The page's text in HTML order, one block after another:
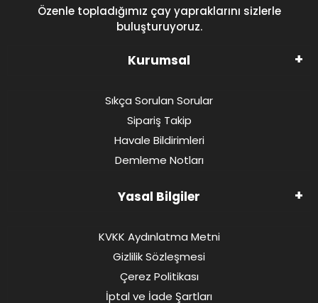
Özenle topladığımız çay yapraklarını sizlerle
buluşturuyoruz.
Kurumsal
Sıkça Sorulan Sorular
Sipariş Takip
Havale Bildirimleri
Demleme Notları
Yasal Bilgiler
KVKK Aydınlatma Metni
Gizlilik Sözleşmesi
Çerez Politikası
İptal ve İade Şartları